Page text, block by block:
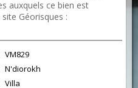
auxquels ce bien est
Géorisques :
VM829
N'diorokh
Villa